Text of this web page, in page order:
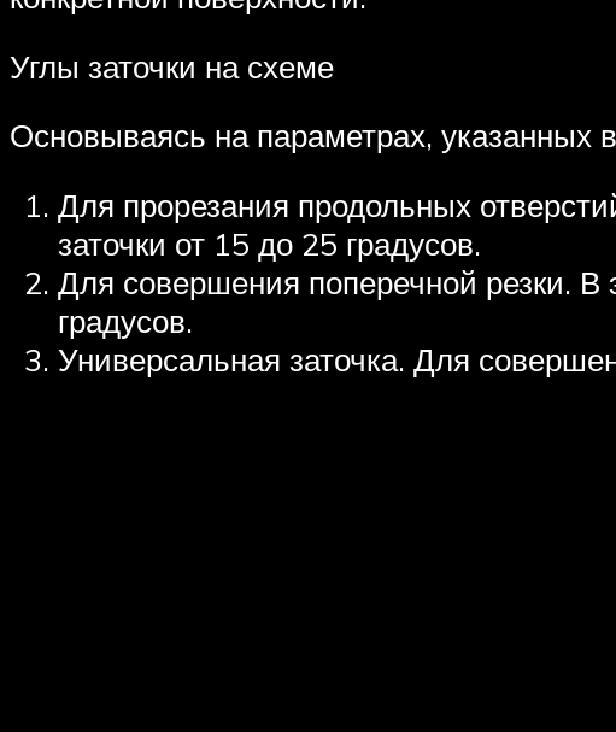
Углы заточки на схеме
Основываясь на параметрах, указанных
Для прорезания продольных
заточки от 15 до 25 градусов.
Для совершения поперечной резки. В
градусов.
Универсальная заточка. Для